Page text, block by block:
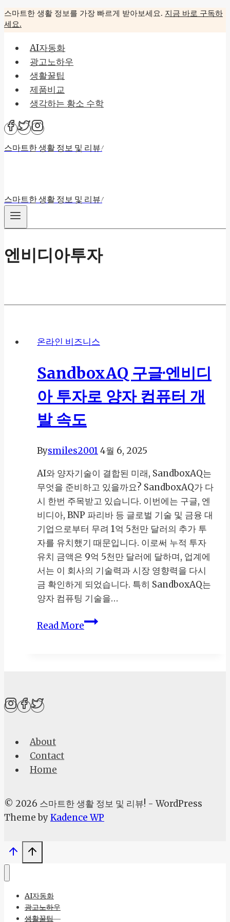
Skip
to
content
스마트한 생활 정보를 가장 빠르게 받아보세요. 지금 바로 구독하
세요.
AI자동화
광고노하우
생활꿀팁
제품비교
생각하는 황소 수학
스마트한 생활 정보 및 리뷰!
스마트한 생활 정보 및 리뷰!
엔비디아투자
온라인 비즈니스
SandboxAQ 구글·엔비디
아 투자로 양자 컴퓨터 개
발 속도
Bysmiles2001 4월 6, 2025
AI와 양자기술이 결합된 미래, SandboxAQ는
무엇을 준비하고 있을까요? SandboxAQ가 다
시 한번 주목받고 있습니다. 이번에는 구글, 엔
비디아, BNP 파리바 등 글로벌 기술 및 금융 대
기업으로부터 무려 1억 5천만 달러의 추가 투
자를 유치했기 때문입니다. 이로써 누적 투자
유치 금액은 9억 5천만 달러에 달하며, 업계에
서는 이 회사의 기술력과 시장 영향력을 다시
금 확인하게 되었습니다. 특히 SandboxAQ는
양자 컴퓨팅 기술을…
Read MoreSandboxAQ
컴
퓨
About
Contact
Home
© 2026 스마트한 생활 정보 및 리뷰! - WordPress
Theme byKadence WP
AI자동화
광고노하우
생활꿀팁